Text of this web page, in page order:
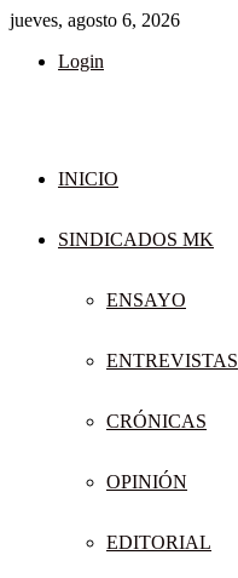
jueves, agosto 6, 2026
Login
INICIO
SINDICADOS MK
ENSAYO
ENTREVISTAS
CRÓNICAS
OPINIÓN
EDITORIAL